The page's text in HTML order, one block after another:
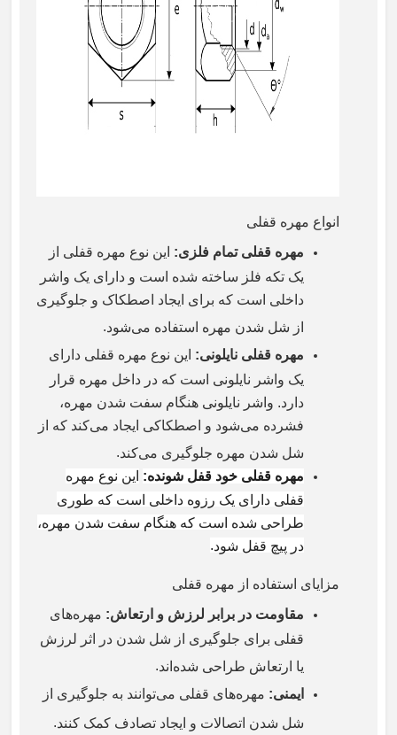
انواع مهره قفلی
مهره قفلی تمام فلزی: این نوع مهره قفلی از
یک تکه فلز ساخته شده است و دارای یک واشر
داخلی است که برای ایجاد اصطکاک و جلوگیری
از شل شدن مهره استفاده می‌شود.
مهره قفلی نایلونی: این نوع مهره قفلی دارای
یک واشر نایلونی است که در داخل مهره قرار
دارد. واشر نایلونی هنگام سفت شدن مهره،
فشرده می‌شود و اصطکاکی ایجاد می‌کند که از
شل شدن مهره جلوگیری می‌کند.
مهره قفلی خود قفل شونده: این نوع مهره
قفلی دارای یک رزوه داخلی است که طوری
طراحی شده است که هنگام سفت شدن مهره،
در پیچ قفل شود.
مزایای استفاده از مهره قفلی
مقاومت در برابر لرزش و ارتعاش: مهره‌های
قفلی برای جلوگیری از شل شدن در اثر لرزش
یا ارتعاش طراحی شده‌اند.
ایمنی: مهره‌های قفلی می‌توانند به جلوگیری از
شل شدن اتصالات و ایجاد تصادف کمک کنند.